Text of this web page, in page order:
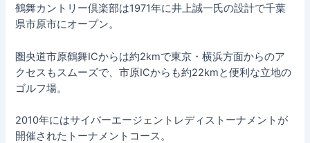
鶴舞カントリー倶楽部は1971年に井上誠一氏の設計で千葉
県市原市にオープン。
圏央道市原鶴舞ICからは約2kmで東京・横浜方面からのア
クセスもスムーズで、市原ICからも約22kmと便利な立地の
ゴルフ場。
2010年にはサイバーエージェントレディストーナメントが
開催されたトーナメントコース。